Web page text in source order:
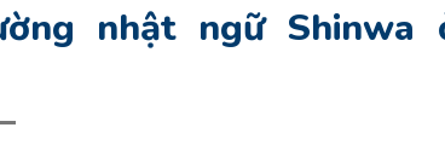
nhật ngữ Shinwa